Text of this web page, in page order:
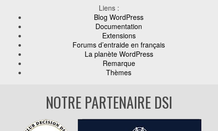
Liens :
Blog WordPress
Documentation
Extensions
Forums d’entraide en français
La planète WordPress
Remarque
Thèmes
NOTRE PARTENAIRE DSI